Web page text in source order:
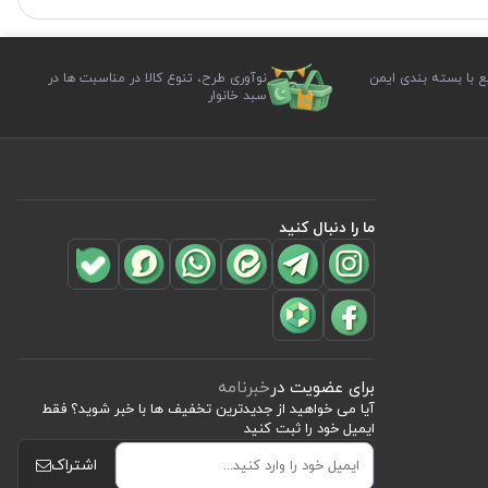
با بسته بندی ایمن
نوآوری طرح، تنوع کالا در مناسبت ها در
سبد خانوار
ما را دنبال کنید
برای عضویت درخبرنامه
آیا می خواهید از جدید‌ترین تخفیف‌ ها با‌ خبر شوید؟ فقط
ایمیل خود را ثبت کنید
اشتراک